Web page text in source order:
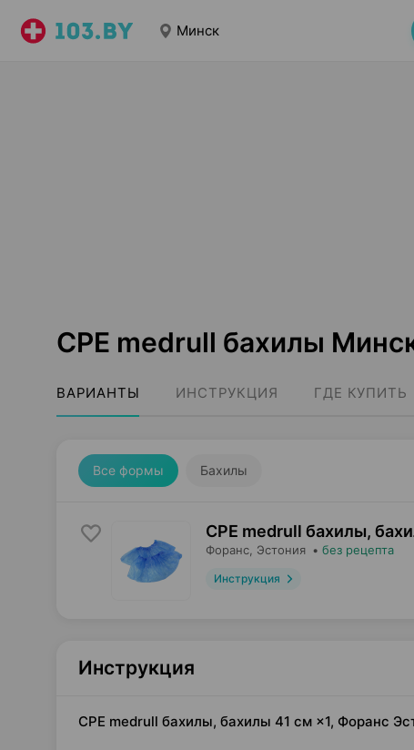
Минск
CPE medrull бахилы
ВАРИАНТЫ ИНСТРУКЦИЯ ГДЕ КУПИТЬ
Все формы Бахилы
CPE medrull бахилы,
Форанс , Эстония • без рецепта
Инструкция
Инструкция
CPE medrull бахилы, бахилы 41 см ×1, Форанс